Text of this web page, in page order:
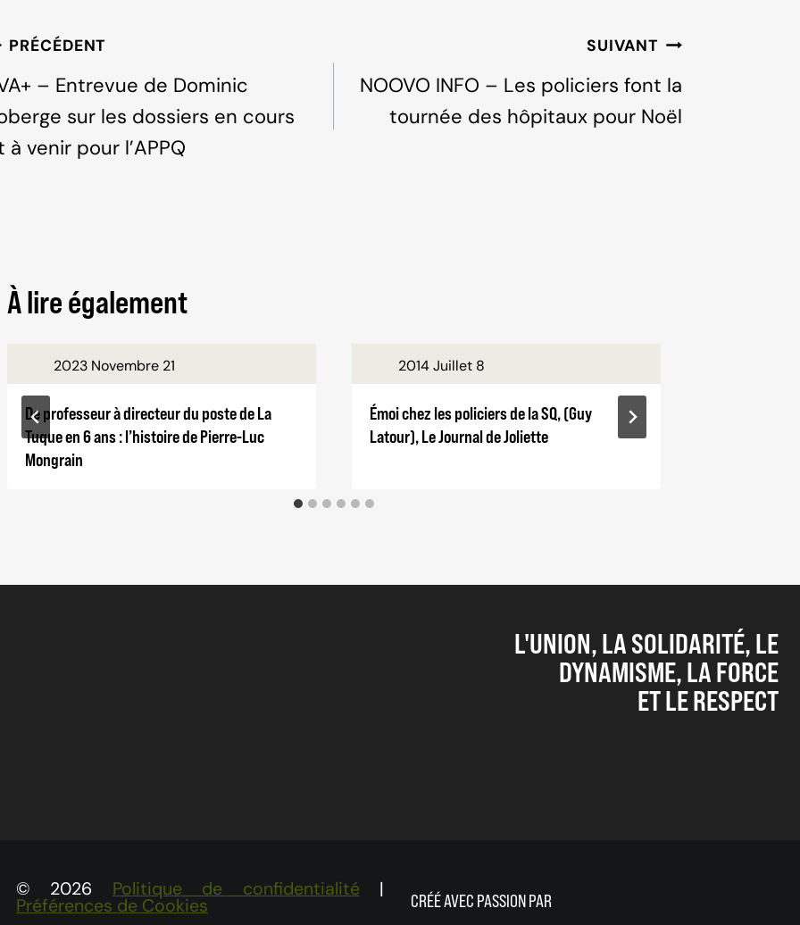
b
o
o
k
dI
n
PRÉCÉDENT
– Entrevue de Dominic
sur les dossiers en cours
à venir pour l’APPQ
SUIVANT
NOOVO INFO – Les policiers font la
tournée des hôpitaux pour Noël
À lire également
2023 Novembre 21
De professeur à directeur du poste de La
Tuque en 6 ans : l’histoire de Pierre-Luc
Mongrain
2014 Juillet 8
Émoi chez les policiers de la SQ, (Guy
Latour), Le Journal de Joliette
L'UNION, LA SOLIDARITÉ, LE
DYNAMISME, LA FORCE
ET LE RESPECT
© 2026 Politique de confidentialité |
Préférences de Cookies CRÉÉ AVEC PASSION PAR